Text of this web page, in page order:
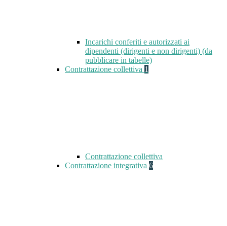
Incarichi conferiti e autorizzati ai
dipendenti (dirigenti e non dirigenti) (da
pubblicare in tabelle)
Contrattazione collettiva 1
Contrattazione collettiva
Contrattazione integrativa 6